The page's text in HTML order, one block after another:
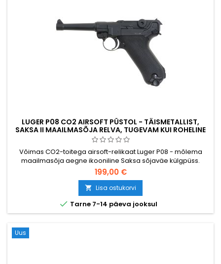
LUGER P08 CO2 AIRSOFT PÜSTOL - TÄISMETALLIST,
SAKSA II MAAILMASÕJA RELVA, TUGEVAM KUI ROHELINE
GAAS
Võimas CO2-toitega airsoft-relikaat Luger P08 - mõlema
maailmasõja aegne ikooniline Saksa sõjaväe külgpüss.
Täismetallist korpus, ~350 FPS / 1,14 J, 15-padruniline hoidik.
Märkimisväärselt võimsam ja tugevama tagasilöögiga kui
rohegaasiga Luger P08 variant.
199,00 €
 Lisa ostukorvi
 Tarne 7-14 päeva jooksul
Uus